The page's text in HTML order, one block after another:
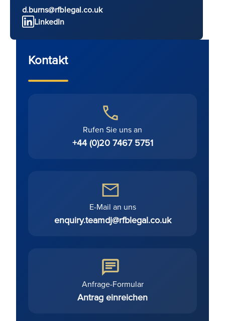
d.burns@rfblegal.co.uk
LinkedIn
Kontakt
Rufen Sie uns an
+44 (0)20 7467 5751
E-Mail an uns
enquiry.teamdj@rfblegal.co.uk
Anfrage-Formular
Antrag einreichen